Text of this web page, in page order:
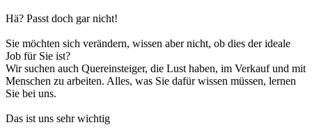
Hä? Passt doch gar nicht!
Sie möchten sich verändern, wissen aber nicht, ob dies der ideale
Job für Sie ist?
Wir suchen auch Quereinsteiger, die Lust haben, im Verkauf und mit
Menschen zu arbeiten. Alles, was Sie dafür wissen müssen, lernen
Sie bei uns.
Das ist uns sehr wichtig